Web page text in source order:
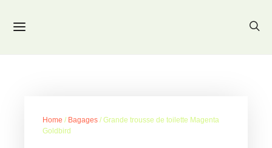
Home / Bagages / Grande trousse de toilette Magenta
Goldbird